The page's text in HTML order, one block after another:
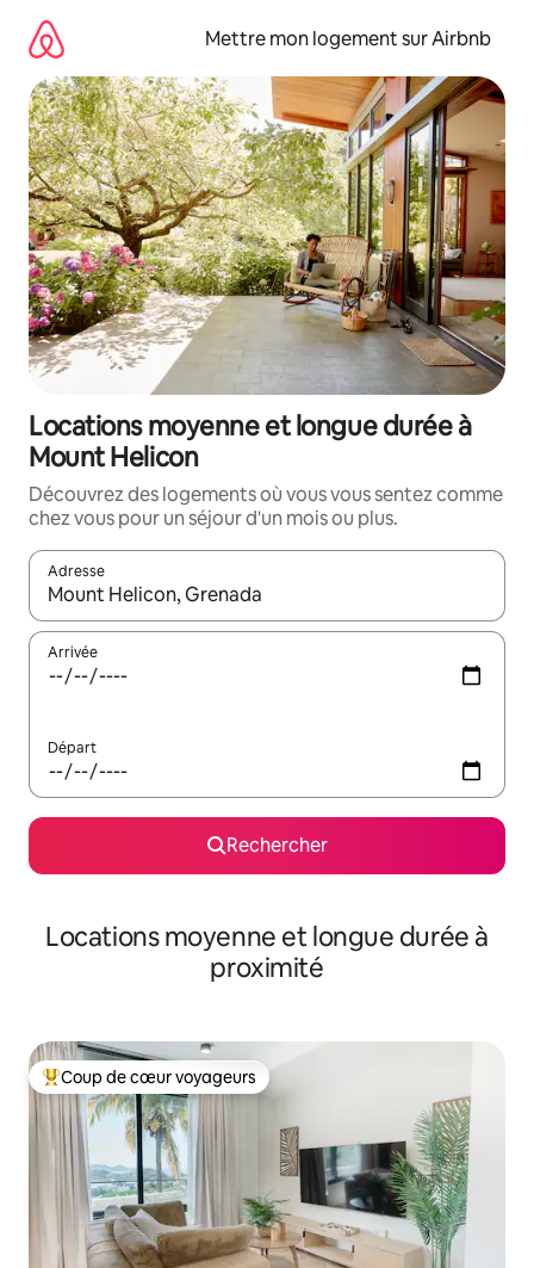
directement
contenu
Mettre mon logement sur Airbnb
Locations moyenne et longue durée à
Mount Helicon
Découvrez des logements où vous vous sentez comme
chez vous pour un séjour d'un mois ou plus.
Adresse
Lorsque les résultats s'affichent, utilisez les flèches vers le
Arrivée
Départ
Rechercher
Locations moyenne et longue durée à
proximité
Coups de cœur voyageurs les plus appréciés
Coup de cœur voyageurs